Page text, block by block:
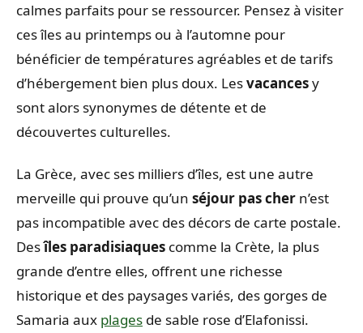
calmes parfaits pour se ressourcer. Pensez à visiter
ces îles au printemps ou à l’automne pour
bénéficier de températures agréables et de tarifs
d’hébergement bien plus doux. Lesvacancesy
sont alors synonymes de détente et de
découvertes culturelles.
La Grèce, avec ses milliers d’îles, est une autre
merveille qui prouve qu’un séjour pas cher n’est
pas incompatible avec des décors de carte postale.
Desîles paradisiaques comme la Crète, la plus
grande d’entre elles, offrent une richesse
historique et des paysages variés, des gorges de
Samaria aux plages de sable rose d’Elafonissi.